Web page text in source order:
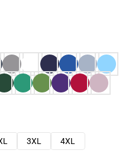
3XL
4XL